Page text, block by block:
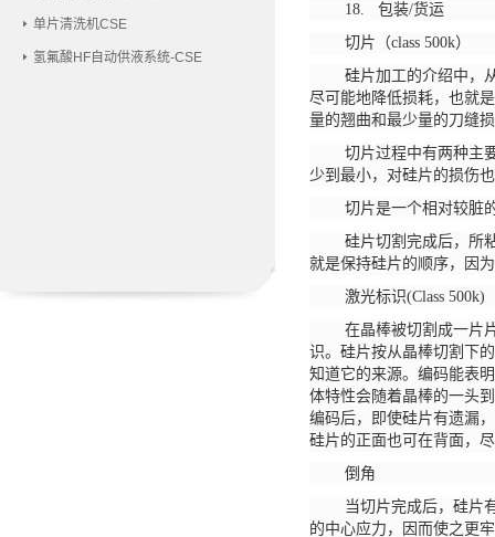
单片清洗机CSE
氢氟酸HF自动供液系统-CSE
18. 包装/货运
切片（class 500k）
硅片加工的介绍中，
尽可能地降低损耗，也就
量的翘曲和最少量的刀缝
切片过程中有两种主
少到最小，对硅片的损伤
切片是一个相对较脏
硅片切割完成后，所
就是保持硅片的顺序，因
激光标识(Class 500k)
在晶棒被切割成一片
识。硅片按从晶棒切割下
知道它的来源。编码能表
体特性会随着晶棒的一头
编码后，即使硅片有遗漏
硅片的正面也可在背面，
倒角
当切片完成后，硅片
的中心应力，因而使之更